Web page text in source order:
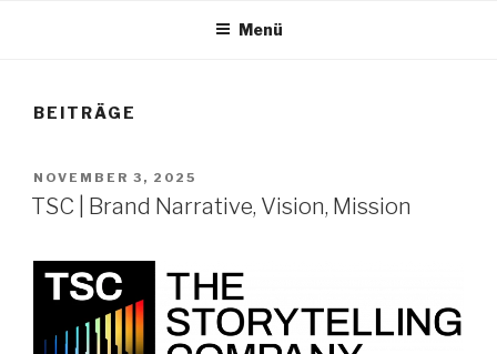
Menü
BEITRÄGE
VERÖFFENTLICHT
AM
NOVEMBER 3, 2025
TSC | Brand Narrative, Vision, Mission